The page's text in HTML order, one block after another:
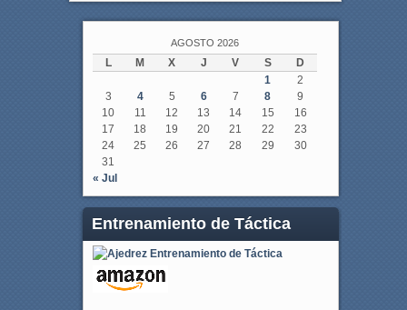
AGOSTO 2026
L M X J V S
D
1
2
3
4 5 6 7 8
9
10
11 12 13 14 15
16
17
18 19 20 21 22
23
24
25 26 27 28 29
30
31
« Jul
Entrenamiento de Táctica